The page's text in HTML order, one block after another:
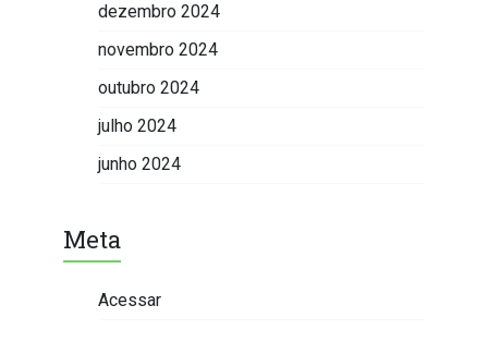
dezembro 2024
novembro 2024
outubro 2024
julho 2024
junho 2024
Meta
Acessar